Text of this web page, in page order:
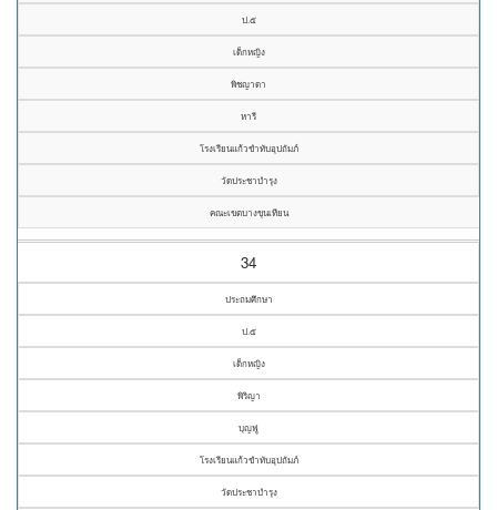
ป.๕
เด็กหญิง
พิชญาดา
หารี
โรงเรียนแก้วขำทับอุปถัมภ์
วัดประชาบำรุง
คณะเขตบางขุนเทียน
34
ประถมศึกษา
ป.๕
เด็กหญิง
พิริญา
บุญฟู
โรงเรียนแก้วขำทับอุปถัมภ์
วัดประชาบำรุง